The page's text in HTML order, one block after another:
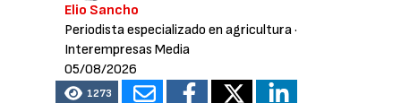
Elio Sancho
Periodista especializado en agricultura·
Interempresas Media
05/08/2026
1273